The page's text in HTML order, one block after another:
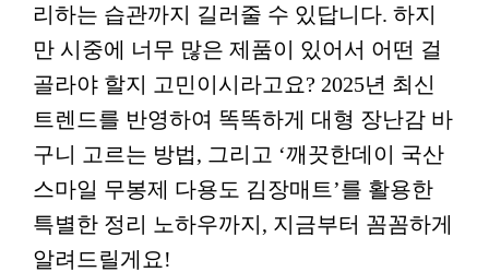
리하는 습관까지 길러줄 수 있답니다. 하지
만 시중에 너무 많은 제품이 있어서 어떤 걸
골라야 할지 고민이시라고요? 2025년 최신
트렌드를 반영하여 똑똑하게 대형 장난감 바
구니 고르는 방법, 그리고 ‘깨끗한데이 국산
스마일 무봉제 다용도 김장매트’를 활용한
특별한 정리 노하우까지, 지금부터 꼼꼼하게
알려드릴게요!